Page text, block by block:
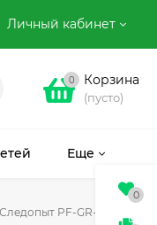
Личный кабинет
0 Корзина
(пусто)
Еще
PF-GR-24
0